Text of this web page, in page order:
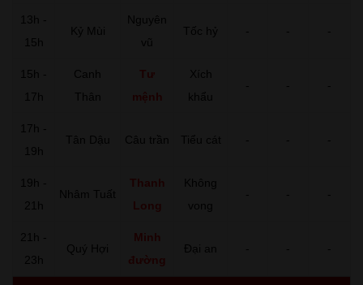
13h -
15h
Kỷ Mùi
Nguyên
vũ
Tốc hỷ - - -
15h -
17h
Canh
Thân
Tư
mệnh
Xích
khẩu
- - -
17h -
19h
Tân Dậu Câu trần Tiểu cát - - -
19h -
21h
Nhâm Tuất
Thanh
Long
Không
vong
- - -
21h -
23h
Quý Hợi
Minh
đường
Đại an - - -